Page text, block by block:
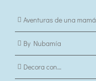
Aventuras de una mamá
By Nubamía
Decora con…